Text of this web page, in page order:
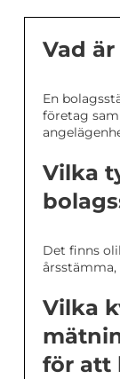
Vad
En
företag
Vilka
Det finns
Vilka
för att